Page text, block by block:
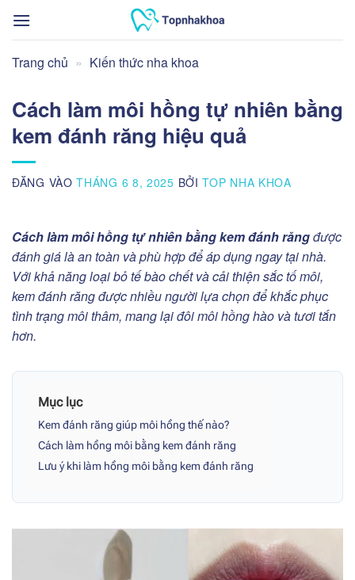
qua
dung
Trang chủ » Kiến thức nha khoa
Cách làm môi hồng tự nhiên bằng
kem đánh răng hiệu quả
ĐĂNG VÀOTHÁNG 6 8, 2025 BỞITOP NHA KHOA
Cách làm môi hồng tự nhiên bằng kem đánh răngđược
đánh giá là an toàn và phù hợp để áp dụng ngay tại nhà.
Với khả năng loại bỏ tế bào chết và cải thiện sắc tố môi,
kem đánh răng được nhiều người lựa chọn để khắc phục
tình trạng môi thâm, mang lại đôi môi hồng hào và tươi tắn
hơn.
Mục lục
Kem đánh răng giúp môi hồng thế nào?
Cách làm hồng môi bằng kem đánh răng
Lưu ý khi làm hồng môi bằng kem đánh răng